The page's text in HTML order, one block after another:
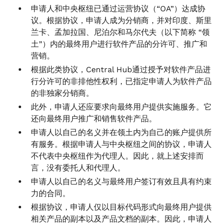
申请人和中央枢纽已通过运营协议（“OA”）达成协
议。根据协议，申请人成为分销商，并对印度、斯里
兰卡、孟加拉国、尼泊尔和马尔代夫（以下简称 “领
土”）内的最终用户进行软件产品的分许可、推广和
营销。
根据此类协议，Central Hub通过授予对软件产品进
行分许可的非排他性权利，已指定申请人为软件产品
的非独家分销商。
此外，申请人还应要求向最终用户提供实施服务。它
还向最终用户推广和销售软件产品。
申请人以自己的名义并在领土内为自己的账户提供所
有服务。根据申请人与中央枢纽之间的协议，申请人
不代表中央枢纽作为代理人。因此，就上述安排而
言，没有委托人和代理人。
申请人以自己的名义与最终用户签订有效且具有约束
力的合同。
根据协议，申请人仅以目标代码形式向最终用户提供
相关产品的副本以及产品文档的副本。因此，申请人